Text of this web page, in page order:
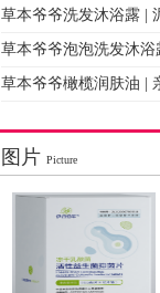
草本爷爷洗发沐浴露 |
草本爷爷泡泡洗发沐
草本爷爷橄榄润肤油 |
图片 Picture